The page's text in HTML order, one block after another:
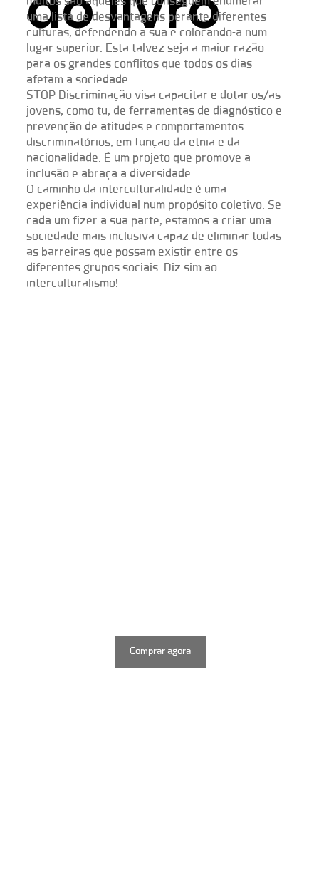
Comprar agora
uma lista de desvantagens perante diferentes
culturas, defendendo a sua e colocando-a num
lugar superior. Esta talvez seja a maior razão
para os grandes conflitos que todos os dias
afetam a sociedade.
STOP Discriminação visa capacitar e dotar os/as
jovens, como tu, de ferramentas de diagnóstico e
prevenção de atitudes e comportamentos
discriminatórios, em função da etnia e da
nacionalidade. É um projeto que promove a
inclusão e abraça a diversidade.
O caminho da interculturalidade é uma
experiência individual num propósito coletivo. Se
cada um fizer a sua parte, estamos a criar uma
sociedade mais inclusiva capaz de eliminar todas
as barreiras que possam existir entre os
diferentes grupos sociais. Diz sim ao
interculturalismo!